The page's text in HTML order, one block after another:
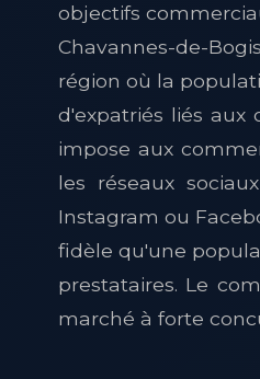
objectifs
Chavannes-de-
région où la
d'expatriés liés aux
impose aux
les réseaux
Instagram ou
fidèle qu'une
prestataires. Le
marché à forte